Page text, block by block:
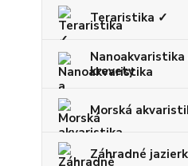
Teraristika ✓
Nanoakvaristika
krevety
Morská
Záhradné